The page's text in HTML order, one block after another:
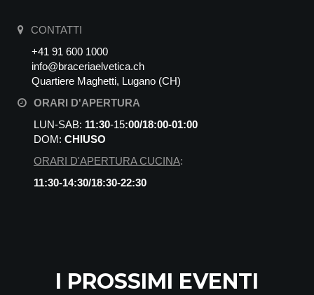
CONTATTI
+41 91 600 1000
info@braceriaelvetica.ch
Quartiere Maghetti, Lugano (CH)
ORARI D'APERTURA
LUN-SAB: 11:30-15:00/18:00-01:00
DOM: CHIUSO
ORARI D'APERTURA CUCINA:
11:30-14:30/18:30-22:30
I PROSSIMI EVENTI